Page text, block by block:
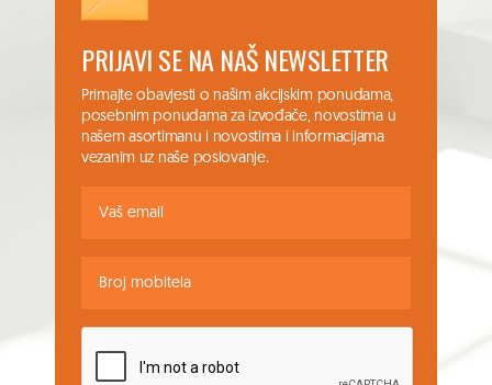
PRIJAVI SE NA NAŠ NEWSLETTER
Primajte obavjesti o našim akcijskim ponudama,
posebnim ponudama za izvođače, novostima u
našem asortimanu i novostima i informacijama
vezanim uz naše poslovanje.